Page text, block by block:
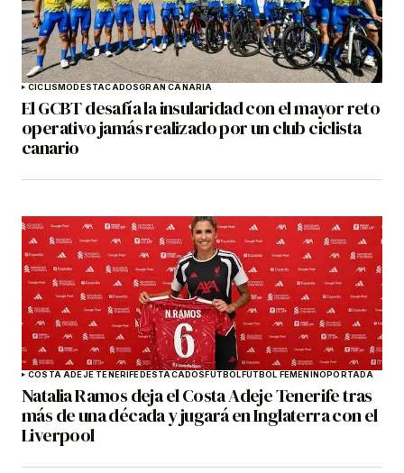
CICLISMODESTACADOSGRAN CANARIA
El GCBT desafía la insularidad con el mayor reto
operativo jamás realizado por un club ciclista
canario
COSTA ADEJE TENERIFEDESTACADOSFÚTBOLFÚTBOL FEMENINOPORTADA
Natalia Ramos deja el Costa Adeje Tenerife tras
más de una década y jugará en Inglaterra con el
Liverpool